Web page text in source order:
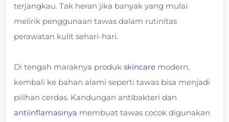
terjangkau. Tak heran jika banyak yang mulai
melirik penggunaan tawas dalam rutinitas
perawatan kulit sehari-hari.
Di tengah maraknya produk skincare modern,
kembali ke bahan alami seperti tawas bisa menjadi
pilihan cerdas. Kandungan antibakteri dan
antiinflamasinya membuat tawas cocok digunakan